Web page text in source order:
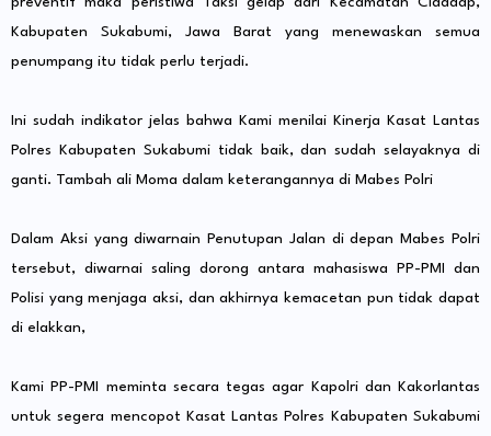
Kabupaten Sukabumi, Jawa Barat yang menewaskan semua
penumpang itu tidak perlu terjadi.
Ini sudah indikator jelas bahwa Kami menilai Kinerja Kasat Lantas
Polres Kabupaten Sukabumi tidak baik, dan sudah selayaknya di
ganti. Tambah ali Moma dalam keterangannya di Mabes Polri
Dalam Aksi yang diwarnain Penutupan Jalan di depan Mabes Polri
tersebut, diwarnai saling dorong antara mahasiswa PP-PMI dan
Polisi yang menjaga aksi, dan akhirnya kemacetan pun tidak dapat
di elakkan,
Kami PP-PMI meminta secara tegas agar Kapolri dan Kakorlantas
untuk segera mencopot Kasat Lantas Polres Kabupaten Sukabumi